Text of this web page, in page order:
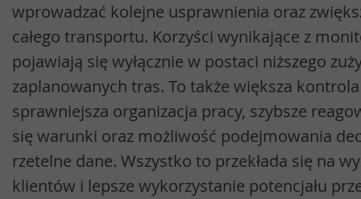
wprowadzać kolejne usprawnienia oraz
całego transportu. Korzyści wynikające z
pojawiają się wyłącznie w postaci niższego
zaplanowanych tras. To także większa
sprawniejsza organizacja pracy, szybsze
się warunki oraz możliwość podejmowania
rzetelne dane. Wszystko to przekłada się na
klientów i lepsze wykorzystanie potencjału